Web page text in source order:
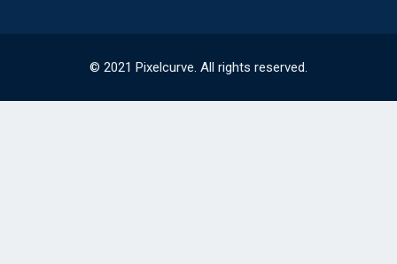
© 2021 Pixelcurve. All rights reserved.